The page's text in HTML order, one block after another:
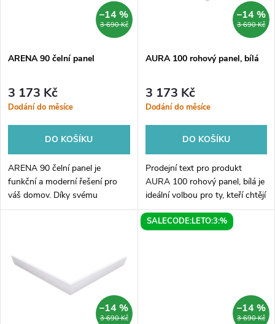
p
r
o
d
u
t
s
p
r
d
u
t
3 690 Kč
–14 %
ARENA 90 čelní panel
3 173 Kč
Dodání do měsíce
DO KOŠÍKU
ARENA 90 čelní panel je
funkční a moderní řešení pro
váš domov. Díky svému
inovativnímu designu se stane
3 690 Kč
–14 %
AURA 100 rohový panel, bílá
3 173 Kč
Dodání do měsíce
DO KOŠÍKU
Prodejní text pro produkt
AURA 100 rohový panel, bílá je
ideální volbou pro ty, kteří chtějí
vytvořit moderní a elegantní
interiér. Tento bílý rohový panel
3 690 Kč
–14 %
SALECODE:LETO:3:%
3 690 Kč
–14 %